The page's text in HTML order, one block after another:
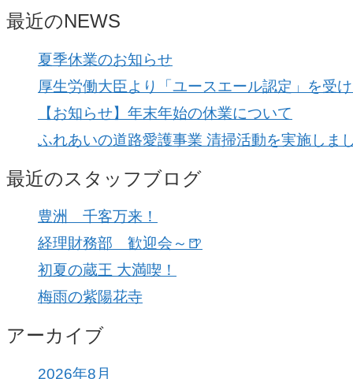
最近のNEWS
夏季休業のお知らせ
厚生労働大臣より「ユースエール認定」を受
【お知らせ】年末年始の休業について
ふれあいの道路愛護事業 清掃活動を実施しま
最近のスタッフブログ
豊洲 千客万来！
経理財務部 歓迎会～🍺
初夏の蔵王 大満喫！
梅雨の紫陽花寺
アーカイブ
2026年8月